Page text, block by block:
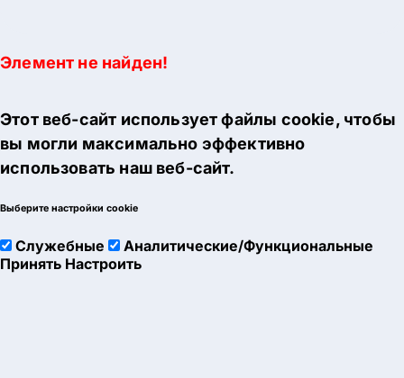
Элемент не найден!
Этот веб-сайт использует файлы cookie, чтобы
вы могли максимально эффективно
использовать наш веб-сайт.
Выберите настройки cookie
Служебные
Аналитические/Функциональные
Принять Настроить